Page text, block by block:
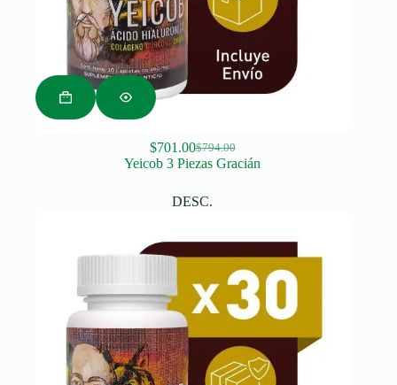
$794.00
Original
price
$794.00.
$701.00Current
price
$701.00.
Yeicob 3 Piezas Gracián
DESC.